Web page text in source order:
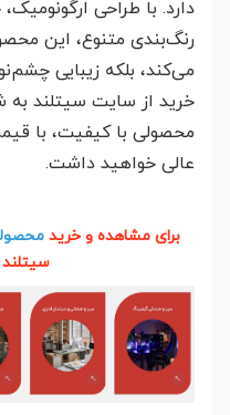
دارد. با طراحی
رنگ‌بندی متنوع، این
می‌کند، بلکه زیبایی
خرید از سایت سیتلند
محصولی با کیفیت، با
عالی خواهید داشت.
برای مشاهده و خرید